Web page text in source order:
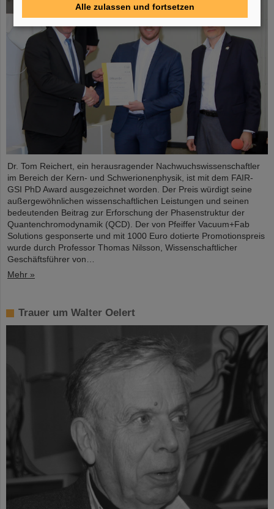
Dr. Tom Reichert, ein herausragender Nachwuchswissenschaftler
im Bereich der Kern- und Schwerionenphysik, ist mit dem FAIR-
GSI PhD Award ausgezeichnet worden. Der Preis würdigt seine
außergewöhnlichen wissenschaftlichen Leistungen und seinen
bedeutenden Beitrag zur Erforschung der Phasenstruktur der
Quantenchromodynamik (QCD). Der von Pfeiffer Vacuum+Fab
Solutions gesponserte und mit 1000 Euro dotierte Promotionspreis
wurde durch Professor Thomas Nilsson, Wissenschaftlicher
Geschäftsführer von…
Mehr »
Trauer um Walter Oelert
Alle zulassen und fortsetzen